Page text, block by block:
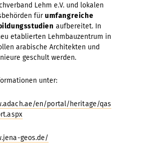
Lehm e.V. und lokalen
fürumfangreiche
aufbereitet. In
etablierten Lehmbauzentrum in
arabische Architekten und
geschult werden.
unter:
en/portal/heritage/qas
geos.de/